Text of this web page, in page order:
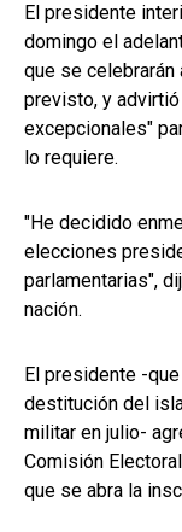
El presidente
domingo el
que se
previsto, y
excepcionales"
lo requiere.
"He decidido
elecciones
parlamentarias",
nación.
El presidente -
destitución del
militar en julio-
Comisión
que se abra la